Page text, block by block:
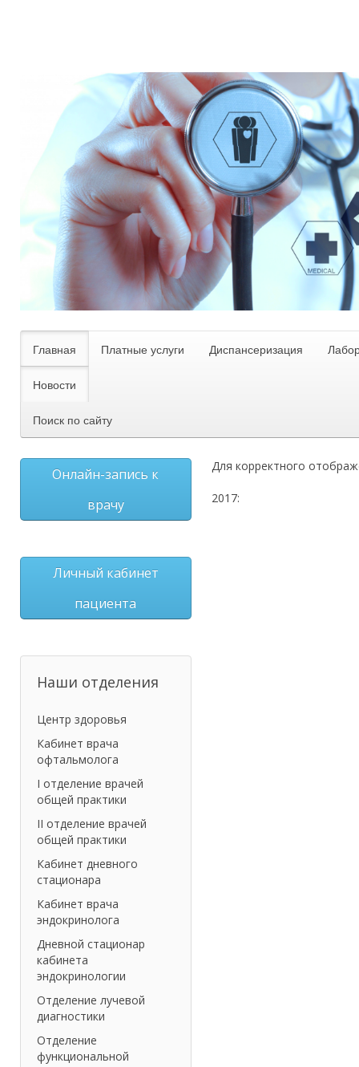
Главная Платные услуги Диспансеризация
Новости
Поиск по сайту
Для корректного
2017:
Онлайн-запись к
врачу
Личный кабинет
пациента
Наши отделения
Центр здоровья
Кабинет врача
офтальмолога
I отделение врачей
общей практики
II отделение врачей
общей практики
Кабинет дневного
стационара
Кабинет врача
эндокринолога
Дневной стационар
кабинета
эндокринологии
Отделение лучевой
диагностики
Отделение
функциональной